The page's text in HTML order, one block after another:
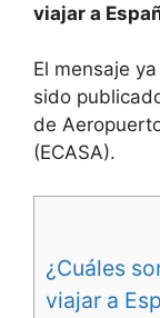
viajar a
El mensaje
sido
de
(ECASA).
¿Cuáles
viajar a